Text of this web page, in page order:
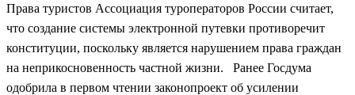
Права туристов Ассоциация туроператоров России считает,
что создание системы электронной путевки противоречит
конституции, поскольку является нарушением права граждан
на неприкосновенность частной жизни. Ранее Госдума
одобрила в первом чтении законопроект об усилении